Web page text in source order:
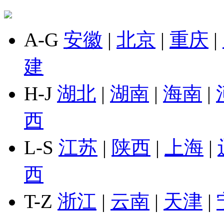
A-G 安徽 | 北京 | 重庆 |
建
H-J 湖北 | 湖南 | 海南 |
西
L-S 江苏 | 陕西 | 上海 |
西
T-Z 浙江 | 云南 | 天津 |